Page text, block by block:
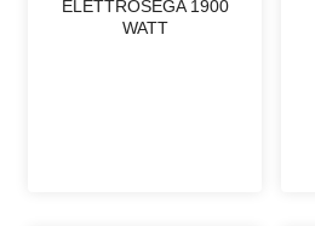
ELETTROSEGA 1900
WATT